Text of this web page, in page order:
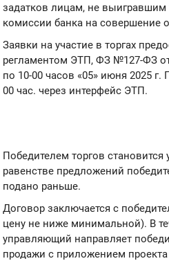
задатков лицам, не выигравшим
комиссии банка на совершение
Заявки на участие в торгах
регламентом ЭТП, ФЗ №127-ФЗ от
по 10-00 часов «05» июня 2025
00 час. через интерфейс ЭТП.
Победителем торгов
равенстве предложений
подано раньше.
Договор заключается с
цену не ниже минимальной). В
управляющий направляет
продажи с приложением